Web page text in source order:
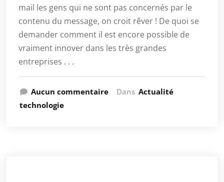
mail les gens qui ne sont pas concernés par le
contenu du message, on croit rêver ! De quoi se
demander comment il est encore possible de
vraiment innover dans les très grandes
entreprises . . .
Aucun commentaire Dans Actualité
technologie